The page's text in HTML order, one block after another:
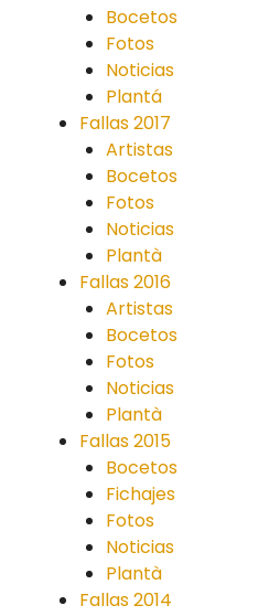
Bocetos
Fotos
Noticias
Plantá
Fallas 2017
Artistas
Bocetos
Fotos
Noticias
Plantà
Fallas 2016
Artistas
Bocetos
Fotos
Noticias
Plantà
Fallas 2015
Bocetos
Fichajes
Fotos
Noticias
Plantà
Fallas 2014